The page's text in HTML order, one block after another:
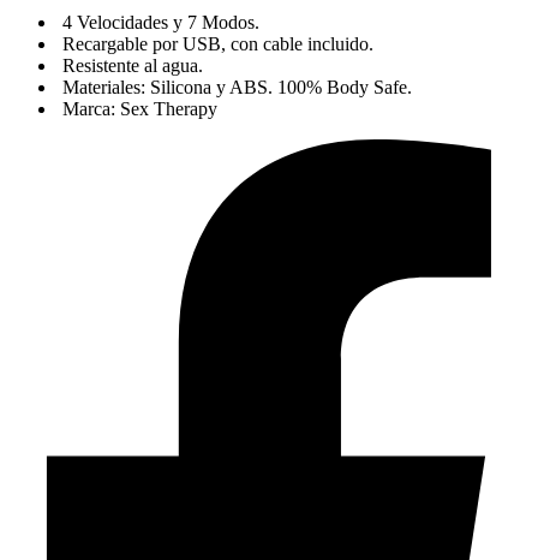
4 Velocidades y 7 Modos.
Recargable por USB, con cable incluido.
Resistente al agua.
Materiales: Silicona y ABS. 100% Body Safe.
Marca: Sex Therapy